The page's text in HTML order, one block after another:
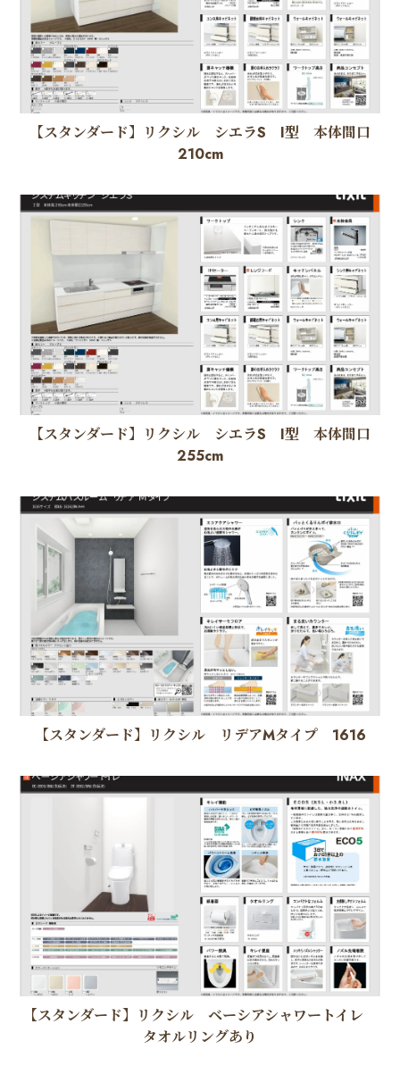
【スタンダード】リクシル シエラS I型 本体間口
210cm
【スタンダード】リクシル シエラS I型 本体間口
255cm
【スタンダード】リクシル リデアMタイプ 1616
【スタンダード】リクシル ベーシアシャワートイレ
タオルリングあり